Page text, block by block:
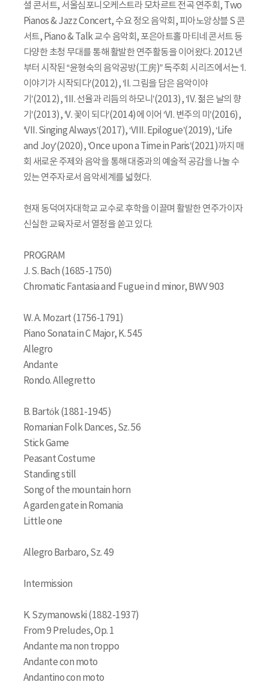
셜 콘서트, 서울심포니오케스트라 모차르트 전곡 연주회, Two
Pianos & Jazz Concert, 수요 정오 음악회, 피아노앙상블 S 콘
서트, Piano & Talk 교수 음악회, 포은아트홀 마티네 콘서트 등
다양한 초청 무대를 통해 활발한 연주활동을 이어왔다. 2012년
부터 시작된 “윤형숙의 음악공방(工房)” 독주회 시리즈에서는 ‘I.
이야기가 시작되다’(2012), ‘II. 그림을 담은 음악이야
기’(2012), ‘III. 선율과 리듬의 하모니’(2013), ‘IV. 젊은 날의 향
기’(2013), ‘V. 꽃이 되다’(2014)에 이어 ‘VI. 변주의 미’(2016),
‘VII. Singing Always’(2017), ‘VIII. Epilogue’(2019), ‘Life
and Joy’(2020), ‘Once upon a Time in Paris’(2021)까지 매
회 새로운 주제와 음악을 통해 대중과의 예술적 공감을 나눌 수
있는 연주자로서 음악세계를 넓혔다.
현재 동덕여자대학교 교수로 후학을 이끌며 활발한 연주가이자
신실한 교육자로서 열정을 쏟고 있다.
PROGRAM
J. S. Bach (1685-1750)
Chromatic Fantasia and Fugue in d minor, BWV 903
W. A. Mozart (1756-1791)
Piano Sonata in C Major, K. 545
Allegro
Andante
Rondo. Allegretto
B. Bartók (1881-1945)
Romanian Folk Dances, Sz. 56
Stick Game
Peasant Costume
Standing still
Song of the mountain horn
A garden gate in Romania
Little one
Allegro Barbaro, Sz. 49
Intermission
K. Szymanowski (1882-1937)
From 9 Preludes, Op. 1
Andante ma non troppo
Andante con moto
Andantino con moto